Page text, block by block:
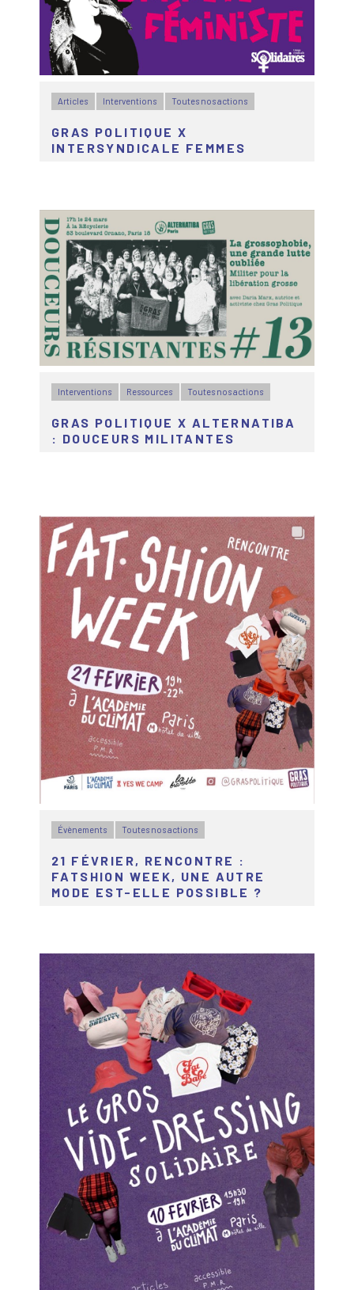
Articles Interventions Toutes nos actions
GRAS POLITIQUE X
INTERSYNDICALE FEMMES
Interventions Ressources Toutes nos actions
GRAS POLITIQUE X ALTERNATIBA
: DOUCEURS MILITANTES
Évènements Toutes nos actions
21 FÉVRIER, RENCONTRE :
FATSHION WEEK, UNE AUTRE
MODE EST-ELLE POSSIBLE ?